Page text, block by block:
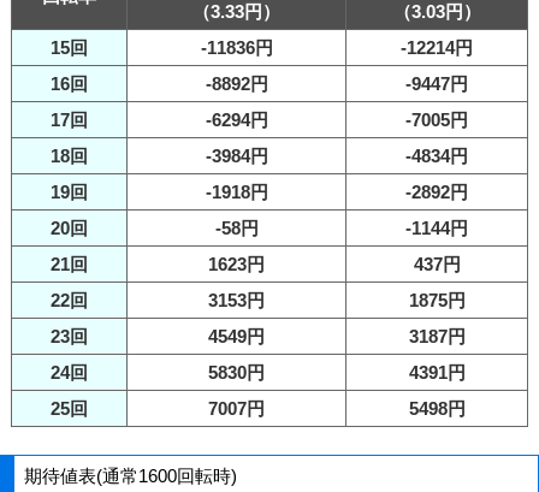
（3.33円）
（3.03円）
15回
-11836円
-12214円
16回
-8892円
-9447円
17回
-6294円
-7005円
18回
-3984円
-4834円
19回
-1918円
-2892円
20回
-58円
-1144円
21回
1623円
437円
22回
3153円
1875円
23回
4549円
3187円
24回
5830円
4391円
25回
7007円 5498円
期待値表(通常1600回転時)